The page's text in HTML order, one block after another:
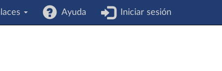
Ayuda Iniciar sesión